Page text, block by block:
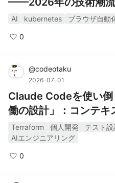
AI kubernetes ブラウザ自動
0
@codeotaku
2026-07-01
Claude Codeを使い
働の設計」：コンテキ
の型化・LocalStack移
Terraform 個人開発 テスト設
AIエンジニアリング
0